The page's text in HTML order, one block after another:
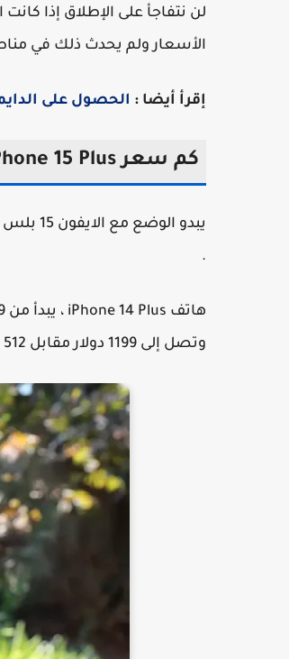
الأسعار ولم يحدث ذلك في
إقرأ أيضا : الحصول على
كم سعر iPhone 15 Plus؟
.
وتصل إلى 1199 دولار مقابل 512 جيجابايت في سعة ءاكرة التخزين .